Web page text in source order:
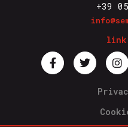
+39